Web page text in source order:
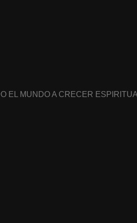
EL MUNDO A CRECER